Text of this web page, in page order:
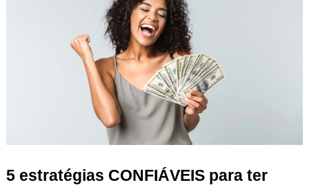
5 estratégias CONFIÁVEIS para ter